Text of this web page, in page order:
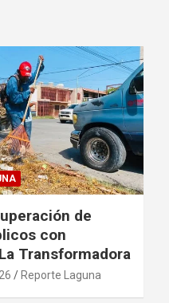
de
con
Transformadora
Reporte Laguna